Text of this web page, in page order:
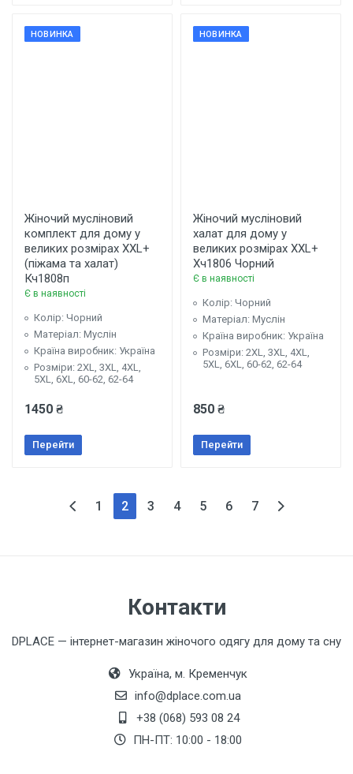
НОВИНКА
Жіночий мусліновий
комплект для дому у
великих розмірах XXL+
(піжама та халат)
Кч1808п
Є в наявності
Колір: Чорний
Матеріал: Муслін
Країна виробник: Україна
Розміри: 2XL, 3XL, 4XL,
5XL, 6XL, 60-62, 62-64
1450 ₴
Перейти
НОВИНКА
Жіночий мусліновий
халат для дому у
великих розмірах XXL+
Хч1806 Чорний
Є в наявності
Колір: Чорний
Матеріал: Муслін
Країна виробник: Україна
Розміри: 2XL, 3XL, 4XL,
5XL, 6XL, 60-62, 62-64
850 ₴
Перейти
1 2(поточна)
3 4 5 6 7
Контакти
DPLACE — інтернет-магазин жіночого одягу для дому та сну
Україна, м. Кременчук
info@dplace.com.ua
+38 (068) 593 08 24
ПН-ПТ: 10:00 - 18:00